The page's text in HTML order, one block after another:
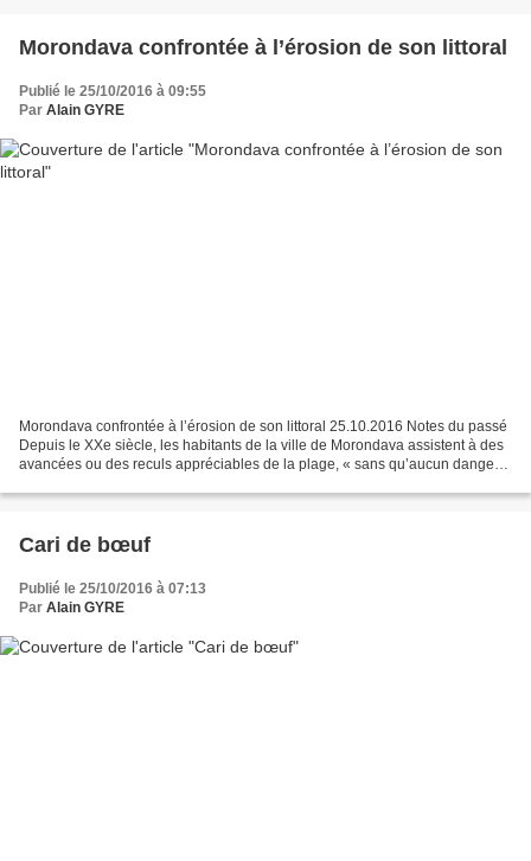
Morondava confrontée à l’érosion de son littoral
Publié le 25/10/2016 à 09:55
Par Alain GYRE
Morondava confrontée à l’érosion de son littoral 25.10.2016 Notes du passé
Depuis le XXe siècle, les habitants de la ville de Morondava assistent à des
avancées ou des reculs appréciables de la plage, « sans qu’aucun danger
Cari de bœuf
Publié le 25/10/2016 à 07:13
Par Alain GYRE